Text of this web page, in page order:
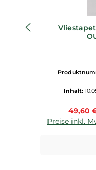
Inhalt:
49,60
Preise inkl.